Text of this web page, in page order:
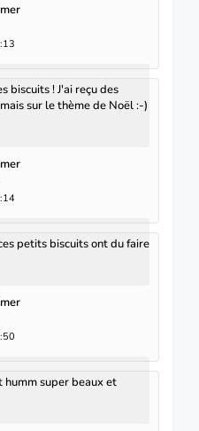
biscuits ! J'ai reçu des
sur le thème de Noël :-)
petits biscuits ont du faire
humm super beaux et